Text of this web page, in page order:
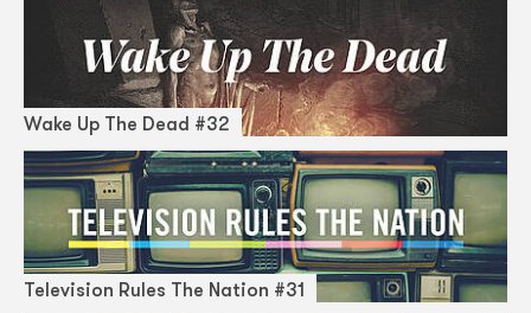
Wake Up The Dead #32
Television Rules The Nation #31